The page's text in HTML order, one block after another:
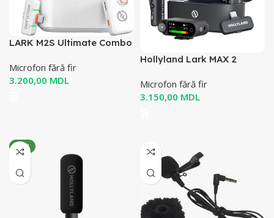
LARK M2S Ultimate Combo
Microfon fără fir
MDL
Hollyland Lark MAX 2
Microfon fără fir
MDL
NOU